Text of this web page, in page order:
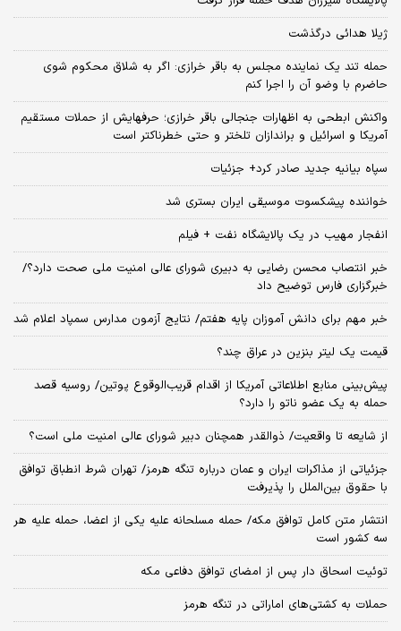
ژیلا هدائی درگذشت
حمله تند یک نماینده مجلس به باقر خرازی: اگر به شلاق محکوم شوی
حاضرم با وضو آن را اجرا کنم
واکنش ابطحی به اظهارات جنجالی باقر خرازی؛ حرفهایش از حملات مستقیم
آمریکا و اسرائیل و براندازان تلختر و حتی خطرناکتر است
سپاه بیانیه جدید صادر کرد+ جزئیات
خواننده پیشکسوت موسیقی ایران بستری شد
انفجار مهیب در یک پالایشگاه نفت + فیلم
خبر انتصاب محسن رضایی به دبیری شورای عالی امنیت ملی صحت دارد؟/
خبرگزاری فارس توضیح داد
خبر مهم برای دانش آموزان پایه هفتم/ نتایج آزمون مدارس سمپاد اعلام شد
قیمت یک لیتر بنزین در عراق چند؟
پیش‌بینی منابع اطلاعاتی آمریکا از اقدام قریب‌الوقوع پوتین/ روسیه قصد
حمله به یک عضو ناتو را دارد؟
از شایعه تا واقعیت/ ذوالقدر همچنان دبیر شورای ‌عالی امنیت ملی است؟
جزئیاتی از مذاکرات ایران و عمان درباره تنگه هرمز/ تهران شرط انطباق توافق
با حقوق بین‌الملل را پذیرفت
انتشار متن کامل توافق مکه/ حمله مسلحانه علیه یکی از اعضا، حمله علیه هر
سه کشور است
توئیت اسحاق دار پس از امضای توافق دفاعی مکه
حملات به کشتی‌های اماراتی در تنگه هرمز